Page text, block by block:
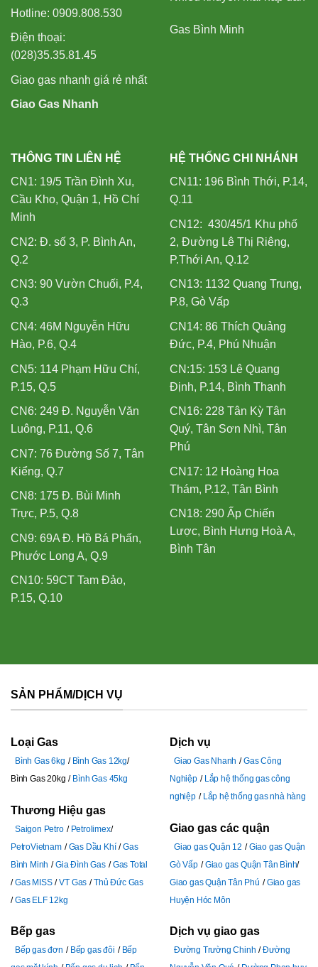
Hotline: 0909.808.530
Điện thoại:
(028)35.35.81.45
Giao gas nhanh giá rẻ nhất
Giao Gas Nhanh
Gas Bình Minh
THÔNG TIN LIÊN HỆ
CN1: 19/5 Trần Đình Xu,
Cầu Kho, Quận 1, Hồ Chí
Minh
CN2: Đ. số 3, P. Bình An,
Q.2
CN3: 90 Vườn Chuối, P.4,
Q.3
CN4: 46M Nguyễn Hữu
Hào, P.6, Q.4
CN5: 114 Phạm Hữu Chí,
P.15, Q.5
CN6: 249 Đ. Nguyễn Văn
Luông, P.11, Q.6
CN7: 76 Đường Số 7, Tân
Kiểng, Q.7
CN8: 175 Đ. Bùi Minh
Trực, P.5, Q.8
CN9: 69A Đ. Hồ Bá Phấn,
Phước Long A, Q.9
CN10: 59CT Tam Đảo,
P.15, Q.10
HỆ THỐNG CHI NHÁNH
CN11: 196 Bình Thới, P.14,
Q.11
CN12: 430/45/1 Khu phố
2, Đường Lê Thị Riêng,
P.Thới An, Q.12
CN13: 1132 Quang Trung,
P.8, Gò Vấp
CN14: 86 Thích Quảng
Đức, P.4, Phú Nhuận
CN:15: 153 Lê Quang
Định, P.14, Bình Thạnh
CN16: 228 Tân Kỳ Tân
Quý, Tân Sơn Nhì, Tân
Phú
CN17: 12 Hoàng Hoa
Thám, P.12, Tân Bình
CN18: 290 Ấp Chiến
Lược, Bình Hưng Hoà A,
Bình Tân
SẢN PHẨM/DỊCH VỤ
Loại Gas
Bình Gas 6kg
Bình Gas 12kg
Bình Gas 20kg
Bình Gas 45kg
Thương Hiệu gas
Saigon Petro
Petrolimex
PetroVietnam
Gas Dầu Khí
Gas
Bình Minh
Gia Đình Gas
Gas Total
Gas MISS
VT Gas
Thủ Đức Gas
Gas ELF 12kg
Bếp gas
Bếp gas đơn Bếp gas đôi
Bếp
Dịch vụ
Giao Gas Nhanh
Gas Công
Nghiệp
Lắp hệ thống gas công
nghiệp
Lắp hệ thống gas nhà hàng
Giao gas các quận
Giao gas Quận 12
Giao gas Quận
Gò Vấp
Giao gas Quận Tân Bình
Giao gas Quận Tân Phú
Giao gas
Huyện Hóc Môn
Dịch vụ giao gas
Đường Trường Chinh
Đường